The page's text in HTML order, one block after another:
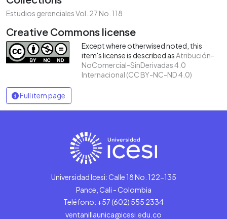
Estudios gerenciales Vol. 27 No. 118
Creative Commons license
Except where otherwised noted, this
item's license is described asAtribución-
NoComercial-SinDerivadas 4.0
Internacional (CC BY-NC-ND 4.0)
Full item page
Universidad Icesi: Calle 18 No. 122-135
Pance, Cali - Colombia
Teléfono: +57 (602) 555 2334
ventanillaunica@icesi.edu.co